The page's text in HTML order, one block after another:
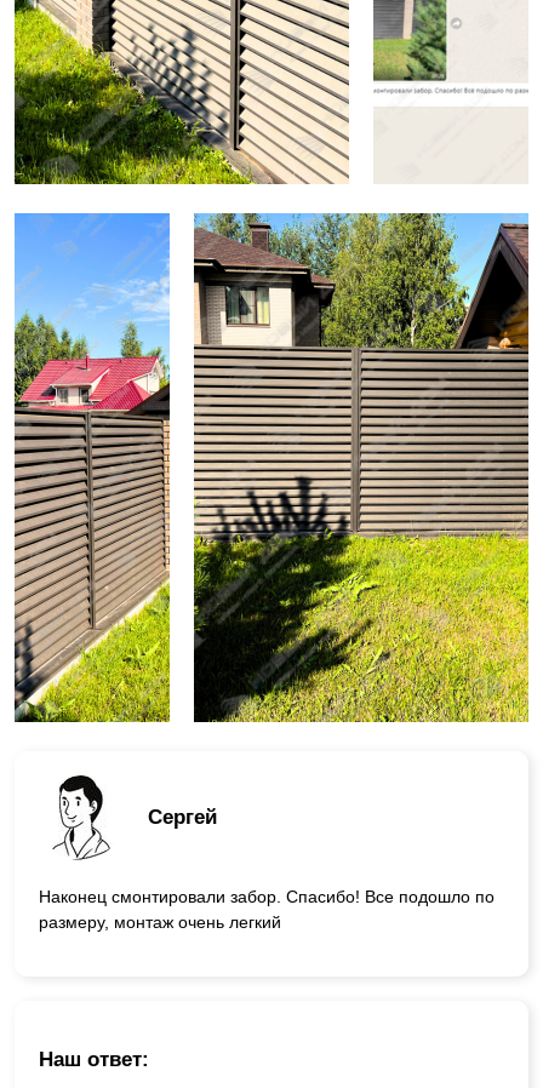
Сергей
Наконец смонтировали забор. Спасибо! Все подошло по
размеру, монтаж очень легкий
Наш ответ: